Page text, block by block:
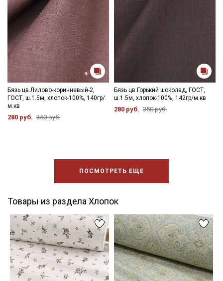
Бязь цв.Лилово-коричневый-2,
ГОСТ, ш.1.5м, хлопок-100%, 140гр/
м.кв
280 руб. 350 руб.
Бязь цв.Горький шоколад, ГОСТ,
ш.1.5м, хлопок-100%, 142гр/м.кв
280 руб. 350 руб.
ПОСМОТРЕТЬ ЕЩЕ
Товары из раздела Хлопок